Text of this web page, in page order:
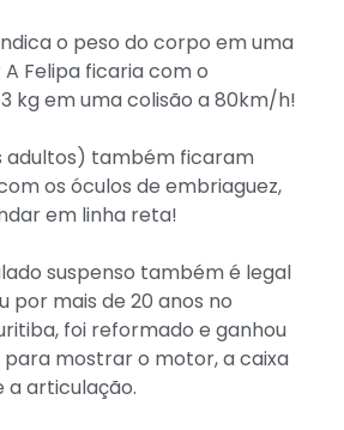
o peso do corpo em uma
Felipa ficaria com o
kg em uma colisão a 80km/h!
adultos) também ficaram
os óculos de embriaguez,
em linha reta!
suspenso também é legal
por mais de 20 anos no
foi reformado e ganhou
para mostrar o motor, a caixa
a articulação.